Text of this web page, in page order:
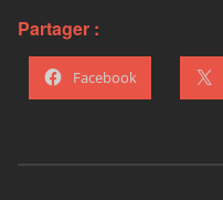
Partager :
Facebook